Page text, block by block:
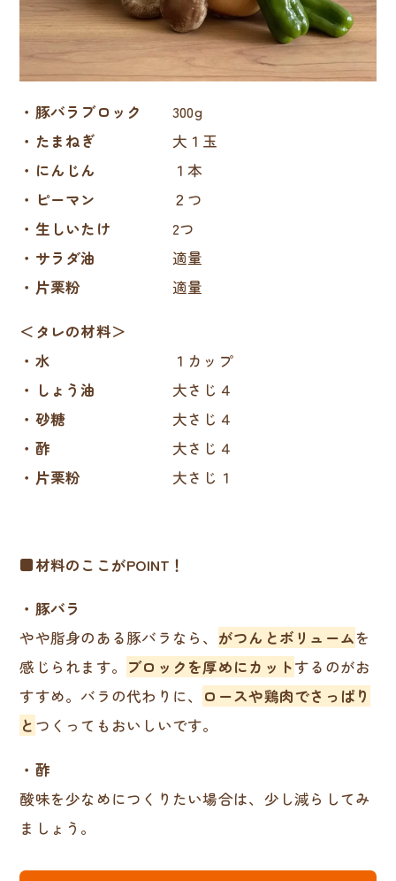
・豚バラブロック
300g
・たまねぎ 大１玉
・にんじん
１本
・ピーマン
２つ
・生しいたけ 2つ
・サラダ油
適量
・片栗粉 適量
＜タレの材料＞
・水
１カップ
・しょう油 大さじ４
・砂糖 大さじ４
・酢 大さじ４
・片栗粉 大さじ１
■材料のここがPOINT！
・豚バラ
やや脂身のある豚バラなら、 がつんとボリュームを
感じられます。 ブロックを厚めにカットするのがお
すすめ。バラの代わりに、
ロースや鶏肉でさっぱり
と つくってもおいしいです。
・酢
酸味を少なめにつくりたい場合は、少し減らしてみ
ましょう。